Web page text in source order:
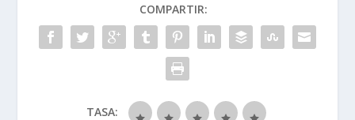
COMPARTIR:
TASA: